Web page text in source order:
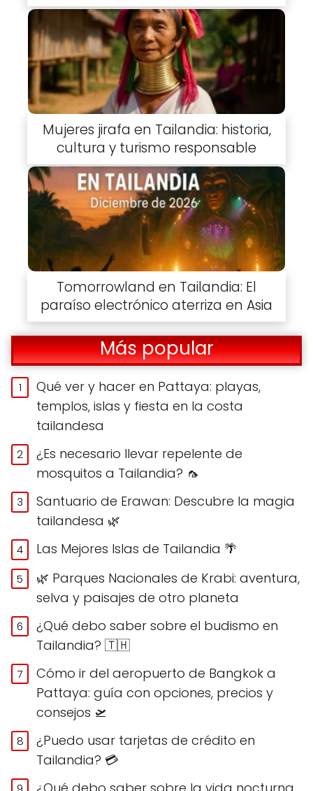
Mujeres jirafa en Tailandia: historia,
cultura y turismo responsable
Tomorrowland en Tailandia: El
paraíso electrónico aterriza en Asia
Más popular
Qué ver y hacer en Pattaya: playas,
templos, islas y fiesta en la costa
tailandesa
¿Es necesario llevar repelente de
mosquitos a Tailandia? 🦟
Santuario de Erawan: Descubre la magia
tailandesa 🌿
Las Mejores Islas de Tailandia 🌴
🌿 Parques Nacionales de Krabi: aventura,
selva y paisajes de otro planeta
¿Qué debo saber sobre el budismo en
Tailandia? 🇹🇭
Cómo ir del aeropuerto de Bangkok a
Pattaya: guía con opciones, precios y
consejos 🛫
¿Puedo usar tarjetas de crédito en
Tailandia? 💳